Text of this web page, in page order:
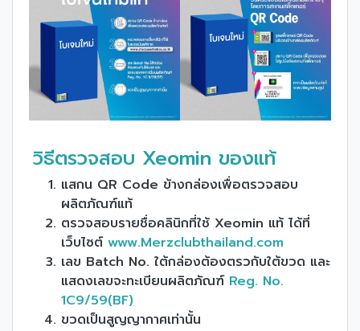
วิธีตรวจสอบ Xeomin ของแท้
แสกน QR Code ข้างกล่องเพื่อตรวจสอบ
ผลิตภัณฑ์แท้
ตรวจสอบรายชื่อคลินิกที่ใช้ Xeomin แท้ ได้ที่
เว็บไซต์ www.Merzclubthailand.com
เลข Batch No. ใต้กล่องต้องตรวกับใต้ขวด และ
แสดงเลขจะทะเบียนผลิตภัณฑ์ Reg. No.
1C9/59(BF)
ขวดเป็นสูญญากาศเท่านั้น